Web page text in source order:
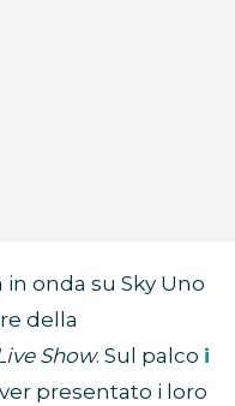
in onda su Sky Uno
della
Show. Sul palco i
presentato i loro